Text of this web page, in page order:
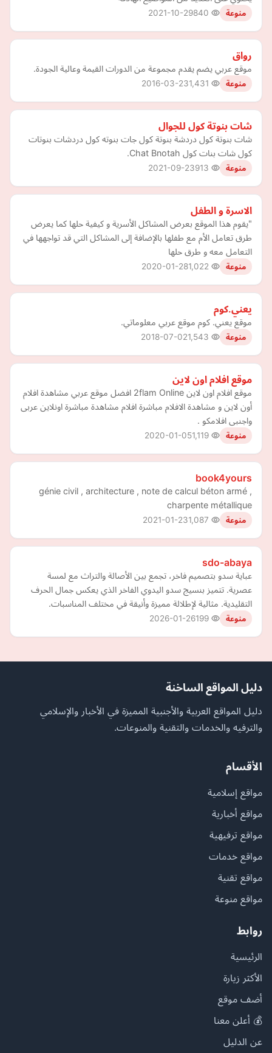
منوعة 2021-10-29
رواق
موقع عربي يضم يقدم مجموعة من الدورات القيمة وعالية الجودة.
منوعة 2016-03-23
شات بنوتة كول للجوال
شات بنوتة كول دردشة بنوتة كول جات بنوته كول دردشات بنوتات
كول شات بنات كول Chat Bnotah.
منوعة 2021-09-23
الاسرة و الطفل
"يقوم هذا الموقع بعرض المشاكل الأسرية و كيفية حلها كما يعرض
طرق تعامل الأم مع طفلها بالإضافة إلى المشاكل التي قد تواجهها في
التعامل معه و طرق حلها
منوعة 2020-01-28
يعني.كوم
موقع يعني. كوم موقع عربي معلوماتي.
منوعة 2018-07-02
موقع افلام اون لاين
موقع افلام اون لاين 2flam Online افضل موقع عربي مشاهدة افلام
أون لاين و مشاهدة الافلام مباشرة افلام مشاهدة مباشرة اونلاين عربى
واجنبى افلامكو .
منوعة 2020-01-05
book4yours
génie civil , architecture , note de calcul béton armé ,
charpente métallique
منوعة 2021-01-23
sdo-abaya
عباية سدو بتصميم فاخر، تجمع بين الأصالة والتراث مع لمسة
عصرية. تتميز بنسيج سدو اليدوي الفاخر الذي يعكس جمال الحرف
التقليدية. مثالية لإطلالة مميزة وأنيقة في مختلف المناسبات.
منوعة 2026-01-26
دليل المواقع الساخنة
دليل المواقع العربية والأجنبية المميزة في الأخبار والإسلامي
والترفيه والخدمات والتقنية والمنوعات.
الأقسام
مواقع إسلامية
مواقع أخبارية
مواقع ترفيهية
مواقع خدمات
مواقع تقنية
مواقع منوعة
روابط
الرئيسية
الأكثر زيارة
أضف موقع
💰 أعلن معنا
عن الدليل